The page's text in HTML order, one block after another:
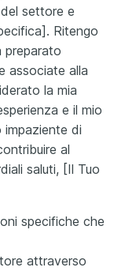
settore e
Ritengo
preparato
associate alla
la mia
e il mio
impaziente di
al
saluti, [Il Tuo
specifiche che
attraverso